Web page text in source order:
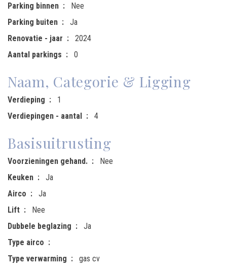
Parking binnen
Nee
Parking buiten
Ja
Renovatie - jaar
2024
Aantal parkings
0
Naam, Categorie & Ligging
Verdieping
1
Verdiepingen - aantal
4
Basisuitrusting
Voorzieningen gehand.
Nee
Keuken
Ja
Airco
Ja
Lift
Nee
Dubbele beglazing
Ja
Type airco
Type verwarming
gas cv